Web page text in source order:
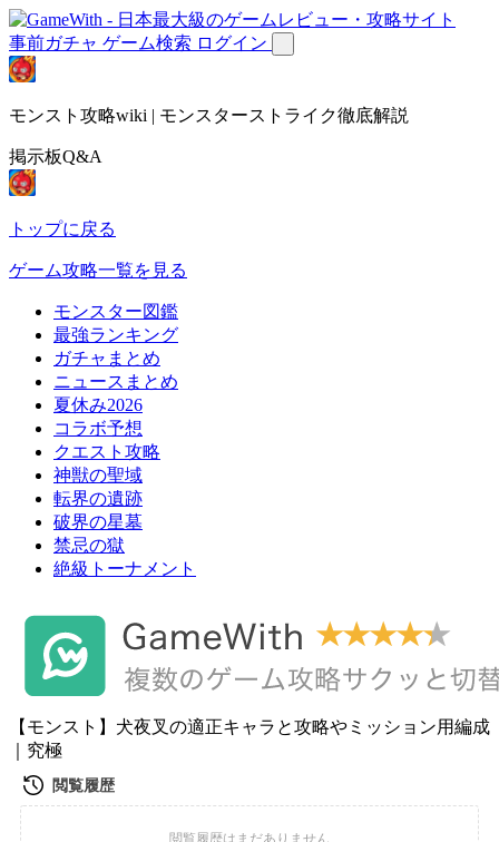
事前ガチャ ゲーム検索 ログイン
モンスト攻略wiki | モンスターストライク徹底解説
掲示板Q&A
トップに戻る
ゲーム攻略一覧を見る
モンスター図鑑
最強ランキング
ガチャまとめ
ニュースまとめ
夏休み2026
コラボ予想
クエスト攻略
神獣の聖域
転界の遺跡
破界の星墓
禁忌の獄
絶級トーナメント
【モンスト】犬夜叉の適正キャラと攻略やミッション用編成
｜究極